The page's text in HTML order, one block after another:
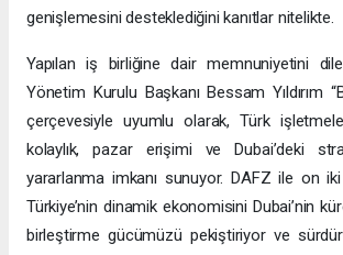
genişlemesini desteklediğini kanıtlar nitelikte.
Yapılan iş birliğine dair memnuniyetini
Yönetim Kurulu Başkanı Bessam Yıldırım
çerçevesiyle uyumlu olarak, Türk
kolaylık, pazar erişimi ve Dubai’deki
yararlanma imkanı sunuyor. DAFZ ile on iki
Türkiye’nin dinamik ekonomisini Dubai’nin
birleştirme gücümüzü pekiştiriyor ve